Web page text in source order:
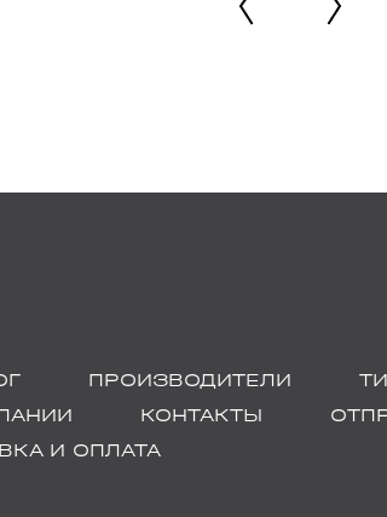
ПРОИЗВОДИТЕЛИ
КОНТАКТЫ
И ОПЛАТА